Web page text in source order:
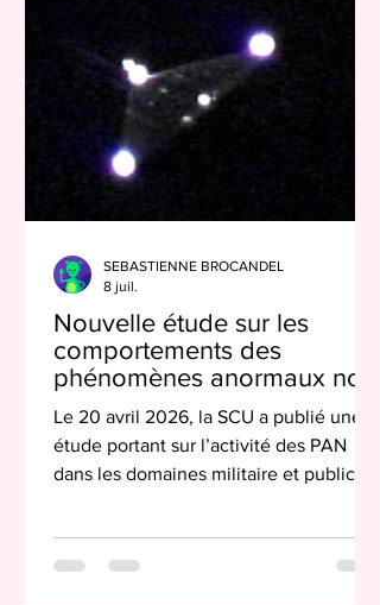
anciens responsables du
renseignement, scientifiques et
témoins. La couverture des grands
médias généralistes est restée assez
modeste. Lors du forum, la Disclo
Nouvelle étude sur les
comportements des
phénomènes anormaux non
identifiés
Le 20 avril 2026, la SCU a publié une
étude portant sur l’activité des PAN
dans les domaines militaire et public
juil. 07, 2026 L’étude, intitulée “UAP
SEBASTIENNE BROCANDEL
8 juil.